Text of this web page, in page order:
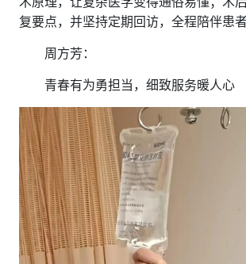
复要点，并坚持定期回访，全程陪伴患者
周方芳：
青春有为勇担当，细致服务暖人心